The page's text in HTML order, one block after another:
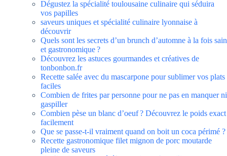
Dégustez la spécialité toulousaine culinaire qui séduira
vos papilles
saveurs uniques et spécialité culinaire lyonnaise à
découvrir
Quels sont les secrets d’un brunch d’automne à la fois sain
et gastronomique ?
Découvrez les astuces gourmandes et créatives de
tonbonbon.fr
Recette salée avec du mascarpone pour sublimer vos plats
faciles
Combien de frites par personne pour ne pas en manquer ni
gaspiller
Combien pèse un blanc d’oeuf ? Découvrez le poids exact
facilement
Que se passe-t-il vraiment quand on boit un coca périmé ?
Recette gastronomique filet mignon de porc moutarde
pleine de saveurs